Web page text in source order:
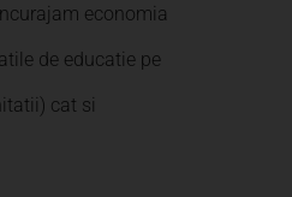
economia
de educatie pe
cat si